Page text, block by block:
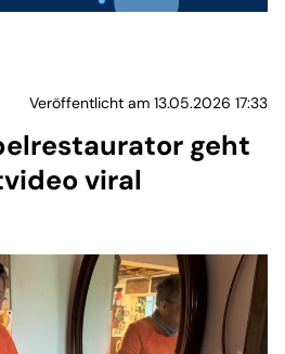
Veröffentlicht am 13.05.2026 17:33
geht
viral